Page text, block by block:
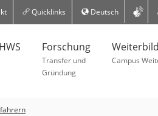
Quicklinks Deutsch
Forschung
Transfer und
Gründung
Campus